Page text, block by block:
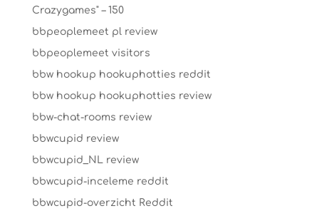
Crazygames" – 150
bbpeoplemeet pl review
bbpeoplemeet visitors
bbw hookup hookuphotties reddit
bbw hookup hookuphotties review
bbw-chat-rooms review
bbwcupid review
bbwcupid_NL review
bbwcupid-inceleme reddit
bbwcupid-overzicht Reddit